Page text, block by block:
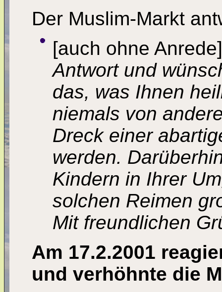
Der Muslim-Markt
[auch ohne
Antwort und
das, was Ihnen
niemals von
Dreck einer
werden.
Kindern in Ihrer
solchen Reimen
Mit freundlichen
Am 17.2.2001
und verhöhnte die